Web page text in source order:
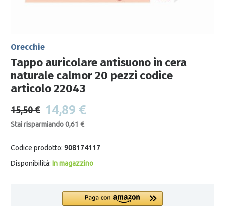
Orecchie
Tappo auricolare antisuono in cera
naturale calmor 20 pezzi codice
articolo 22043
15,50 € 14,89 €
Stai risparmiando 0,61 €
Codice prodotto: 908174117
Disponibilità: In magazzino